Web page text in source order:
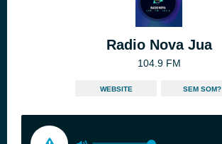
Radio Nova Jua
104.9 FM
WEBSITE SEM SOM?